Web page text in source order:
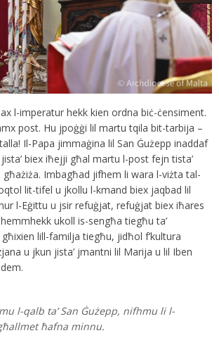
l-imperatur hekk kien ordna biċ-ċensiment.
post. Hu jpoġġi lil martu tqila bit-tarbija –
Il-Papa jimmaġina lil San Ġużepp inaddaf
biex iħejji għal martu l-post fejn tista’
Imbagħad jifhem li wara l-viżta tal-
lit-tifel u jkollu l-kmand biex jaqbad lil
l-Eġittu u jsir refuġjat, refuġjat biex iħares
ukoll is-sengħa tiegħu ta’
lill-familja tiegħu, jidħol f’kultura
u jkun jista’ jmantni lil Marija u lil Iben
l-qalb ta’ San Ġużepp, nifhmu li l-
ħafna minnu.